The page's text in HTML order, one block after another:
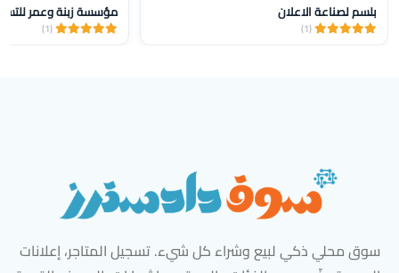
بلسم لصناعة الاعلان
(1)
مؤسسة زبنة وعمر
(1)
سوق محلي ذكي لبيع وشراء كل شيء. تسجيل المتاجر، إعلانات